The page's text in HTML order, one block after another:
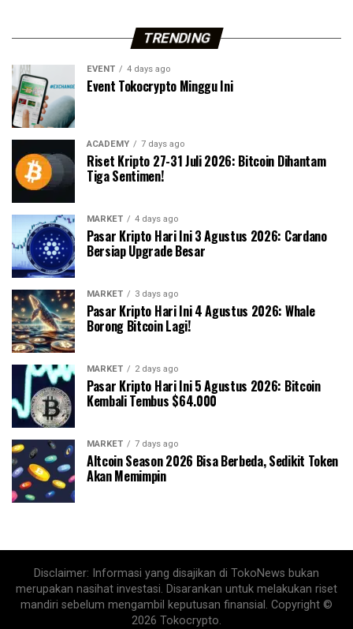
TRENDING
EVENT 4 days ago
Event Tokocrypto Minggu Ini
ACADEMY 7 days ago
Riset Kripto 27-31 Juli 2026: Bitcoin Dihantam
Tiga Sentimen!
MARKET 4 days ago
Pasar Kripto Hari Ini 3 Agustus 2026: Cardano
Bersiap Upgrade Besar
MARKET 3 days ago
Pasar Kripto Hari Ini 4 Agustus 2026: Whale
Borong Bitcoin Lagi!
MARKET 2 days ago
Pasar Kripto Hari Ini 5 Agustus 2026: Bitcoin
Kembali Tembus $64.000
MARKET 7 days ago
Altcoin Season 2026 Bisa Berbeda, Sedikit Token
Akan Memimpin
Disclaimer: Informasi yang disajikan di TokoNews bukan
merupakan nasihat investasi. Disarankan untuk melakukan riset
mandiri sebelum mengambil keputusan finansial. Copyright ©
2026 Tokocrypto.